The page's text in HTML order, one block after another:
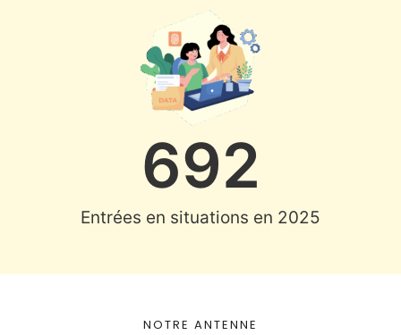
Entrées en situations en 2025
692
NOTRE ANTENNE